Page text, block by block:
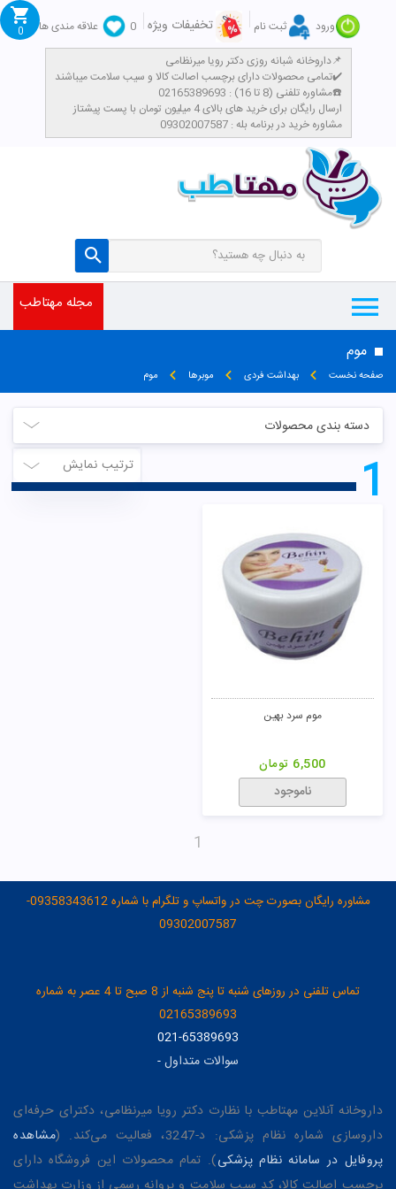
ورود ثبت نام تخفیفات ویژه 0
علاقه مندی ها
داروخانه شبانه روزی دکتر رویا میرنظامی📌
تمامی محصولات دارای برچسب اصالت کالا و سیب سلامت میباشند✔️
مشاوره تلفنی (8 تا 16) : 02165389693☎️
​ارسال رایگان برای خرید های بالای 4 میلیون تومان با پست پیشتاز
مشاوره خرید در برنامه بله : 09302007587
0
مجله مهتاطب
موم
صفحه نخست بهداشت فردی موبرها موم
دسته بندی محصولات
ترتیب نمایش
1
موم سرد بهین
6,500 تومان
ناموجود
1
مشاوره رایگان بصورت چت در واتساپ و تلگرام با شماره 09358343612-
09302007587
تماس تلفنی در روزهای شنبه تا پنج شنبه از 8 صبح تا 4 عصر به شماره
02165389693
021-65389693
سوالات متداول-
داروخانه آنلاین مهتاطب با نظارت دکتر رویا میرنظامی، دکترای حرفه‌ای
داروسازی شماره نظام پزشکی: د-3247، فعالیت می‌کند. (
مشاهده
پروفایل در سامانه نظام پزشکی). تمام محصولات این فروشگاه دارای